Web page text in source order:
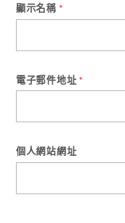
顯示名稱 *
電子郵件地址 *
個人網站網址